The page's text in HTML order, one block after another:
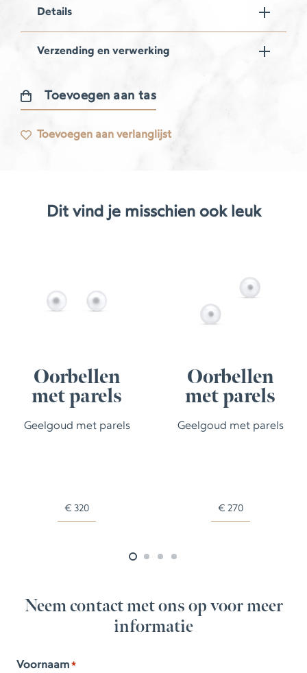
Details
Verzending en verwerking
Gourmande
oorbel
Toevoegen aan tas
Toevoegen aan verlanglijst
Dit vind je misschien ook leuk
Oorbellen
met parels
Geelgoud met parels
€ 320
Oorbellen
met parels
Geelgoud met parels
€ 270
Neem contact met ons op voor meer
informatie
Voornaam *